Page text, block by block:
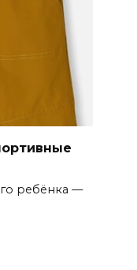
ребёнка —